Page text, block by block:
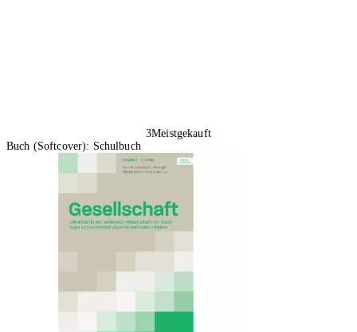
3Meistgekauft
Buch (Softcover): Schulbuch